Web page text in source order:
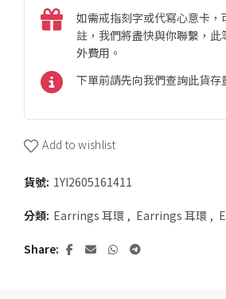
如需戒指刻字或代寫心意卡，
註，我們將盡快與你聯繫，此
外費用。
下單前請先向我們查詢此貨存
Add to wishlist
貨號: 1YI2605161411
分類: Earrings 耳環 , Earrings 耳環 ,
Share